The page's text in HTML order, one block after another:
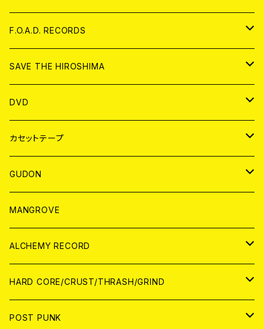
ANALOG
CD
ANALOG
F.O.A.D. RECORDS
CD
ANALOG
SAVE THE HIROSHIMA
アパレル
BADGE
DVD
JAPAN
WORLD
カセットテープ
JAPAN
WORLD
GUDON
アパレル
PATCH
アナログ
DIGITAL CONTENTS
MANGROVE
ALCHEMY RECORD
CD
ANALOG
HARD CORE/CRUST/THRASH/GRIND
JAPAN
POST PUNK